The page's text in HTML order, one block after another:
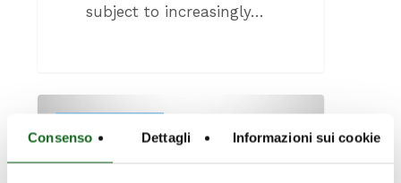
Consenso Dettagli Informazioni sui cookie
subject to increasingly…
СТАНДАРТИЗИРОВАННЫЙ
ПРОТИВОПОЖАРНЫЙ
Мероприятия и выставки